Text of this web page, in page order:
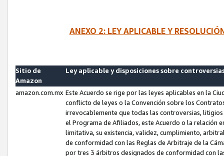
ANEXO 2: LEY APLICABLE Y
Sitio de
Amazon
Ley aplicable y disposiciones sobre
amazon.com.mx Este Acuerdo se rige por las leyes aplicables en la
conflicto de leyes o la Convención sobre los
irrevocablemente que todas las controversias,
el Programa de Afiliados, este Acuerdo o la relación
limitativa, su existencia, validez, cumplimiento,
de conformidad con las Reglas de Arbitraje de la
por tres 3 árbitros designados de conformidad con las